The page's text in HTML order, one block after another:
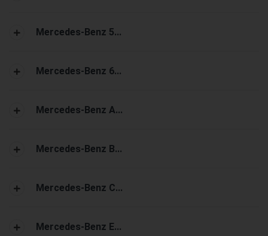
Mercedes-Benz 5...
Mercedes-Benz 6...
Mercedes-Benz A...
Mercedes-Benz B...
Mercedes-Benz C...
Mercedes-Benz E...